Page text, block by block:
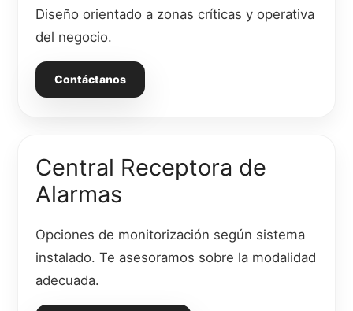
Diseño orientado a zonas críticas y operativa
del negocio.
Contáctanos
Central Receptora de
Alarmas
Opciones de monitorización según sistema
instalado. Te asesoramos sobre la modalidad
adecuada.